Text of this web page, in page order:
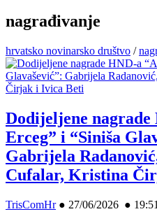
nagrađivanje
hrvatsko novinarsko društvo /
Dodijeljene nagrade
Erceg” i “Siniša
Gabrijela
Cufalar, Kristina
TrisComHr● 27/06/2026 ● 19:51